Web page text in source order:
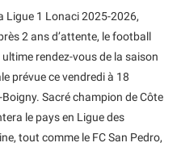
Ligue 1 Lonaci 2025-2026,
2 ans d’attente, le football
rendez-vous de la saison
prévue ce vendredi à 18
Sacré champion de Côte
le pays en Ligue des
tout comme le FC San Pedro,